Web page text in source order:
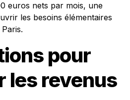
euros nets par mois, une
les besoins élémentaires
pour
les revenus